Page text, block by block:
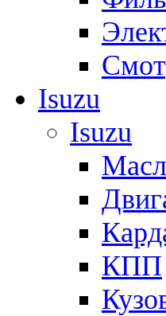
Isuzu
Isuzu
КПП